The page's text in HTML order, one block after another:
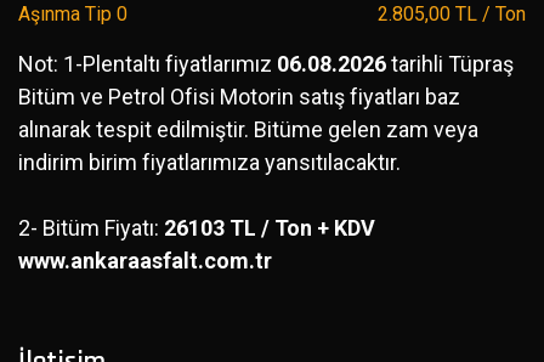
Aşınma Tip 0 2.805,00 TL / Ton
Not: 1-Plentaltı fiyatlarımız 06.08.2026tarihli Tüpraş
Bitüm ve Petrol Ofisi Motorin satış fiyatları baz
alınarak tespit edilmiştir. Bitüme gelen zam veya
indirim birim fiyatlarımıza yansıtılacaktır.
2- Bitüm Fiyatı: 26103 TL / Ton + KDV
www.ankaraasfalt.com.tr